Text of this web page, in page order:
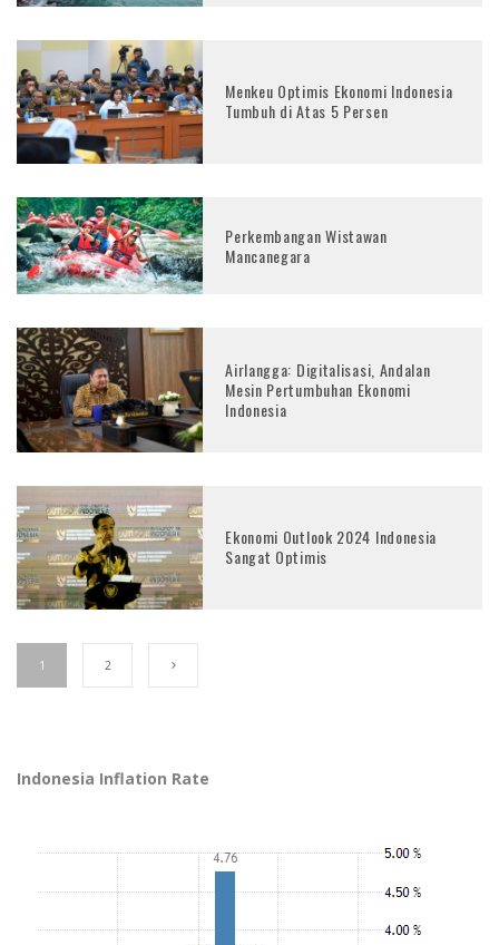
Menkeu Optimis Ekonomi Indonesia
Tumbuh di Atas 5 Persen
Perkembangan Wistawan
Mancanegara
Airlangga: Digitalisasi, Andalan
Mesin Pertumbuhan Ekonomi
Indonesia
Ekonomi Outlook 2024 Indonesia
Sangat Optimis
1 2
Indonesia Inflation Rate